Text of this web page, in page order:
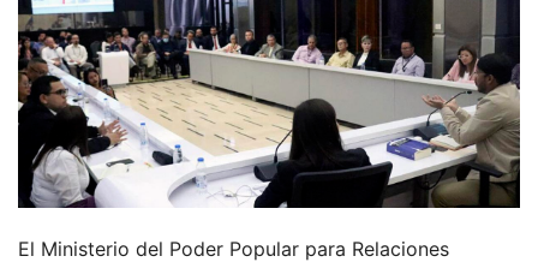
El Ministerio del Poder Popular para Relaciones